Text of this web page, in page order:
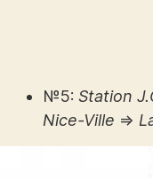
№5: Station
Nice-Ville ⇒